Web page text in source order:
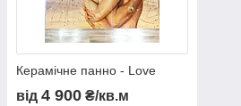
Керамічне панно - Love
від 4 900 ₴/кв.м